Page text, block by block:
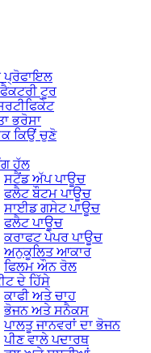
ਪ੍ਰੋਫਾਇਲ
ਫੈਕਟਰੀ ਟੂਰ
ਭਰੋਸਾ
ਕਿਉਂ ਚੁਣੋ
ਹੱਲ
ਸਟੈਂਡ ਅੱਪ ਪਾਊਚ
ਫਲੈਟ ਬੌਟਮ ਪਾਊਚ
ਸਾਈਡ ਗਸੇਟ ਪਾਊਚ
ਫਲੈਟ ਪਾਊਚ
ਕਰਾਫਟ ਪੇਪਰ ਪਾਊਚ
ਅਨੁਕੂਲਿਤ ਆਕਾਰ
ਫਿਲਮ ਔਨ ਰੋਲ
ਦੇ ਹਿੱਸੇ
ਕਾਫੀ ਅਤੇ ਚਾਹ
ਭੋਜਨ ਅਤੇ ਸਨੈਕਸ
ਪਾਲਤੂ ਜਾਨਵਰਾਂ ਦਾ ਭੋਜਨ
ਪੀਣ ਵਾਲੇ ਪਦਾਰਥ